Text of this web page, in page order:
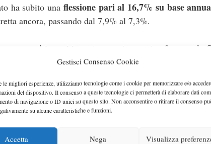
Gestisci Consenso Cookie
le migliori esperienze, utilizziamo tecnologie come i cookie per memorizzare e/o
del dispositivo. Il consenso a queste tecnologie ci permetterà di elaborare dati
di navigazione o ID unici su questo sito. Non acconsentire o ritirare il consenso
su alcune caratteristiche e funzioni.
Accetta Nega Visualizza
ha subito una flessione pari al 16,7% su base annua
ancora, passando dal 7,9% al 7,3%.
un po’ in tutti i paesi europei, eccezion fatta per la
precedente), mentre inFrancia e in Spagna c’è
problema molto più importante, ovvero lo
per il trasporto delle vetture: nel caso in cui la
il rischio che alcuni impianti italiani possano chiudere.